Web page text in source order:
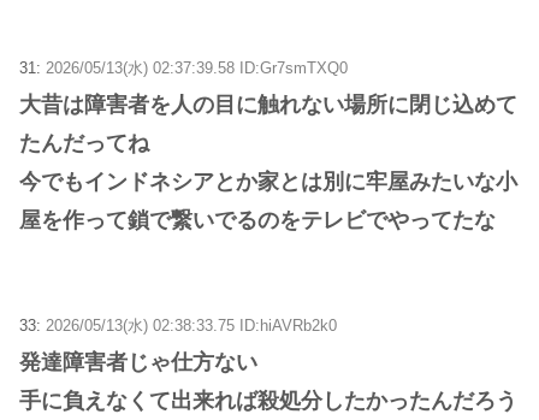
31: 2026/05/13(水) 02:37:39.58 ID:Gr7smTXQ0
大昔は障害者を人の目に触れない場所に閉じ込めて
たんだってね
今でもインドネシアとか家とは別に牢屋みたいな小
屋を作って鎖で繋いでるのをテレビでやってたな
33: 2026/05/13(水) 02:38:33.75 ID:hiAVRb2k0
発達障害者じゃ仕方ない
手に負えなくて出来れば殺処分したかったんだろう